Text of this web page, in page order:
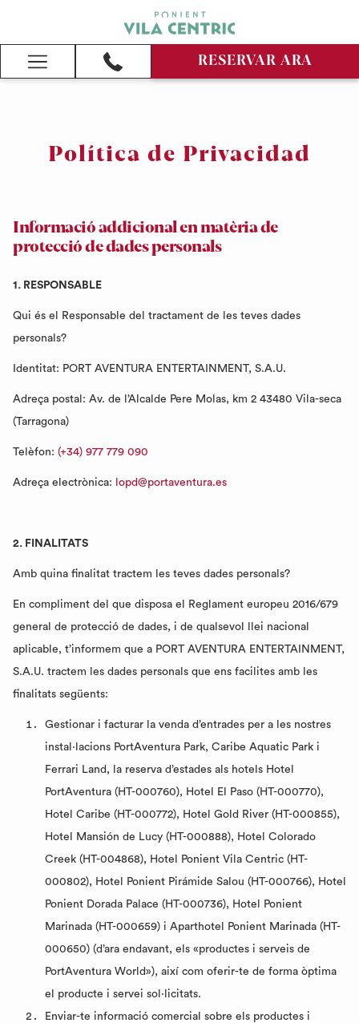
Hamburger
RESERVAR ARA
Política de Privacidad
Informació addicional en matèria de
protecció de dades personals
1. RESPONSABLE
Qui és el Responsable del tractament de les teves dades
personals?
Identitat: PORT AVENTURA ENTERTAINMENT, S.A.U.
Adreça postal: Av. de l’Alcalde Pere Molas, km 2 43480 Vila-seca
(Tarragona)
Telèfon: (+34) 977 779 090
Adreça electrònica: lopd@portaventura.es
2. FINALITATS
Amb quina finalitat tractem les teves dades personals?
En compliment del que disposa el Reglament europeu 2016/679
general de protecció de dades, i de qualsevol llei nacional
aplicable, t’informem que a PORT AVENTURA ENTERTAINMENT,
S.A.U. tractem les dades personals que ens facilites amb les
finalitats següents:
Gestionar i facturar la venda d’entrades per a les nostres
instal·lacions PortAventura Park, Caribe Aquatic Park i
Ferrari Land, la reserva d’estades als hotels Hotel
PortAventura (HT-000760), Hotel El Paso (HT-000770),
Hotel Caribe (HT-000772), Hotel Gold River (HT-000855),
Hotel Mansión de Lucy (HT-000888), Hotel Colorado
Creek (HT-004868), Hotel Ponient Vila Centric (HT-
000802), Hotel Ponient Pirámide Salou (HT-000766), Hotel
Ponient Dorada Palace (HT-000736), Hotel Ponient
Marinada (HT-000659) i Aparthotel Ponient Marinada (HT-
000650) (d’ara endavant, els «productes i serveis de
PortAventura World»), així com oferir-te de forma òptima
el producte i servei sol·licitats.
Enviar-te informació comercial sobre els productes i